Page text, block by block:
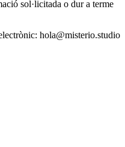
sol·licitada o dur a terme
hola@misterio.studio